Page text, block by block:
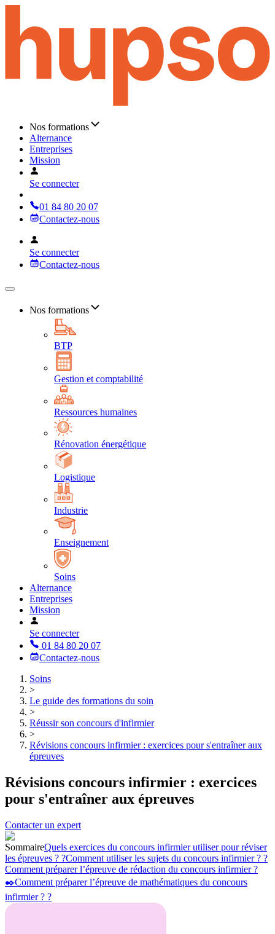
Nos formations
Alternance
Entreprises
Mission
Se connecter
01 84 80 20 07
Contactez-nous
Se connecter
Contactez-nous
Nos formations
BTP
Gestion et comptabilité
Ressources humaines
Rénovation énergétique
Logistique
Industrie
Enseignement
Soins
Alternance
Entreprises
Mission
Se connecter
01 84 80 20 07
Contactez-nous
Soins
>
Le guide des formations du soin
>
Réussir son concours d'infirmier
>
Révisions concours infirmier : exercices pour s'entraîner aux
épreuves
Révisions concours infirmier : exercices
pour s'entraîner aux épreuves
Contacter un expert
SommaireQuels exercices du concours infirmier utiliser pour réviser
les épreuves ? ?Comment utiliser les sujets du concours infirmier ? ?
Comment préparer l’épreuve de rédaction du concours infirmier ?
✒️Comment préparer l’épreuve de mathématiques du concours
infirmier ? ?